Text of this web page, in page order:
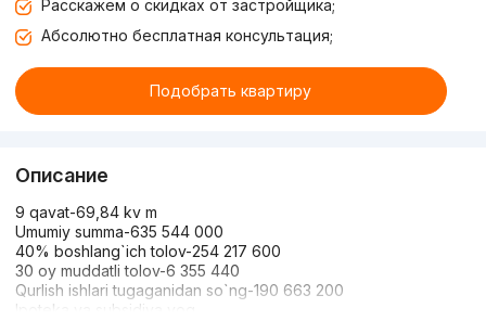
Расскажем о скидках от застройщика;
Абсолютно бесплатная консультация;
Подобрать квартиру
Описание
9 qavat-69,84 kv m
Umumiy summa-635 544 000
40% boshlang`ich tolov-254 217 600
30 oy muddatli tolov-6 355 440
Qurlish ishlari tugaganidan so`ng-190 663 200
Ipoteka va subsidiya yoq